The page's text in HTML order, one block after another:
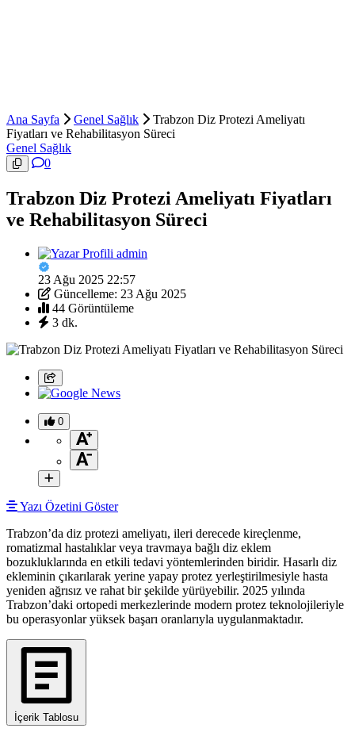
Ana Sayfa Genel Sağlık
Trabzon Diz Protezi Ameliyatı
Fiyatları ve Rehabilitasyon Süreci
Genel Sağlık
0
Trabzon Diz Protezi Ameliyatı Fiyatları
ve Rehabilitasyon Süreci
admin
23 Ağu 2025 22:57
Güncelleme: 23 Ağu 2025
44 Görüntüleme
3 dk.
0
Yazı Özetini Göster
Trabzon’da diz protezi ameliyatı, ileri derecede kireçlenme,
romatizmal hastalıklar veya travmaya bağlı diz eklem
bozukluklarında en etkili tedavi yöntemlerinden biridir. Hasarlı diz
ekleminin çıkarılarak yerine yapay protez yerleştirilmesiyle hasta
yeniden ağrısız ve rahat bir şekilde yürüyebilir. 2025 yılında
Trabzon’daki ortopedi merkezlerinde modern protez teknolojileriyle
bu operasyonlar yüksek başarı oranlarıyla uygulanmaktadır.
İçerik Tablosu